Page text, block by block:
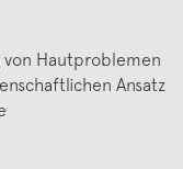
von Hautproblemen
Ansatz